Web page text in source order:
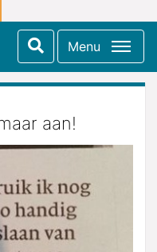
Menu
aan!